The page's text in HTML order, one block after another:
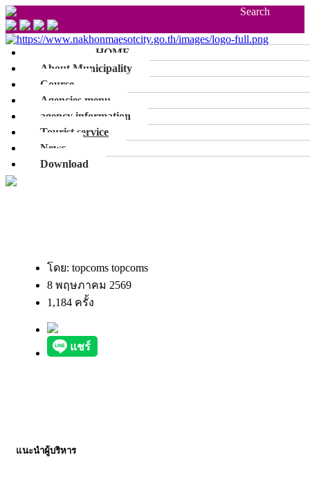
Search
HOME
About Municipality
Course
Agencies menu
agency information
Tourist service
News
Download
โดย: topcoms topcoms
8 พฤษภาคม 2569
1,184 ครั้ง
แนะนำผู้บริหาร